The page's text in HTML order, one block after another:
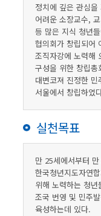
정치에 깊은 관심
어려운 소장교수,
등 많은 지식 청년
협의회가 창립되어
조직자강에 노력해
구성을 위한 창립
대변코져 진정한
서울에서 창립하였
실천목표
만 25세에서부터
한국청년지도자연
위해 노력하는 청
조국 번영 및 민주
육성하는데 있다.